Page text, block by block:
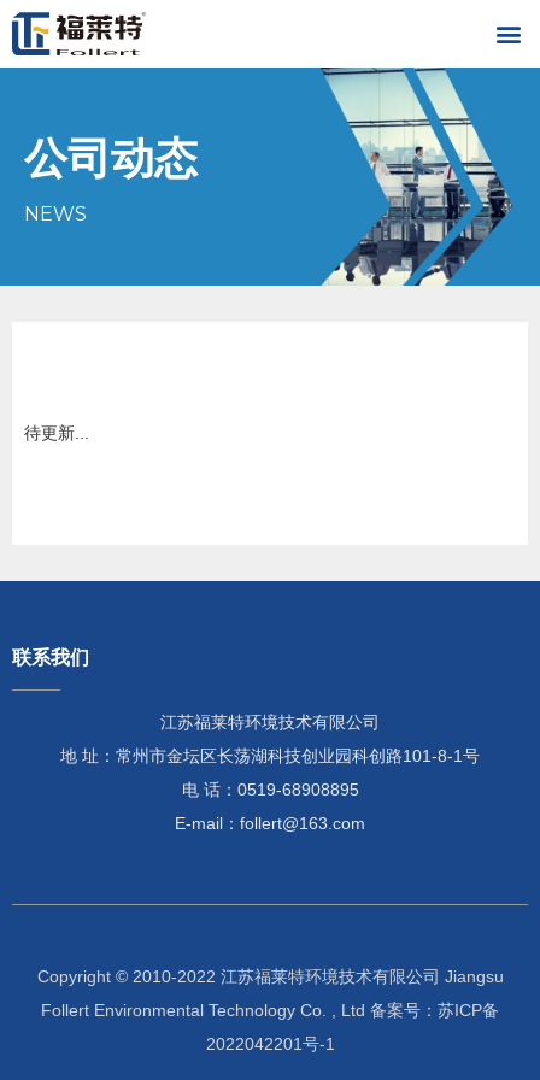
公司动态
NEWS
待更新...
联系我们
江苏福莱特环境技术有限公司
地 址：常州市金坛区长荡湖科技创业园科创路101-8-1号
电 话：0519-68908895
E-mail：follert@163.com
Copyright © 2010-2022 江苏福莱特环境技术有限公司 Jiangsu
Follert Environmental Technology Co. , Ltd 备案号： 苏ICP备
2022042201号-1